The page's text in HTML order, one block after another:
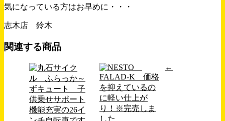
気になっている方はお早めに・・・
志木店 鈴木
関連する商品
←